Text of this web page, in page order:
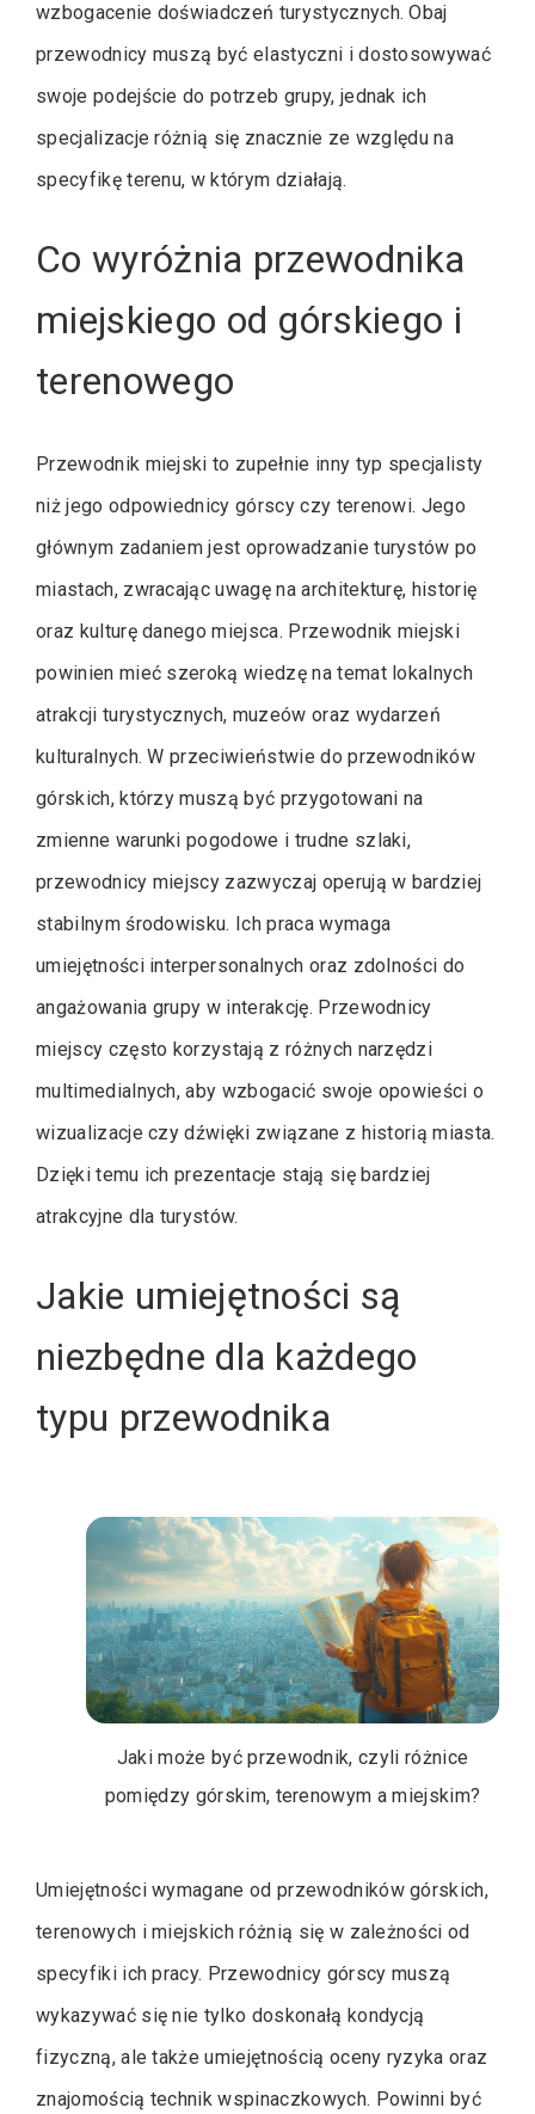
wzbogacenie doświadczeń turystycznych. Obaj
przewodnicy muszą być elastyczni i dostosowywać
swoje podejście do potrzeb grupy, jednak ich
specjalizacje różnią się znacznie ze względu na
specyfikę terenu, w którym działają.
Co wyróżnia przewodnika
miejskiego od górskiego i
terenowego
Przewodnik miejski to zupełnie inny typ specjalisty
niż jego odpowiednicy górscy czy terenowi. Jego
głównym zadaniem jest oprowadzanie turystów po
miastach, zwracając uwagę na architekturę, historię
oraz kulturę danego miejsca. Przewodnik miejski
powinien mieć szeroką wiedzę na temat lokalnych
atrakcji turystycznych, muzeów oraz wydarzeń
kulturalnych. W przeciwieństwie do przewodników
górskich, którzy muszą być przygotowani na
zmienne warunki pogodowe i trudne szlaki,
przewodnicy miejscy zazwyczaj operują w bardziej
stabilnym środowisku. Ich praca wymaga
umiejętności interpersonalnych oraz zdolności do
angażowania grupy w interakcję. Przewodnicy
miejscy często korzystają z różnych narzędzi
multimedialnych, aby wzbogacić swoje opowieści o
wizualizacje czy dźwięki związane z historią miasta.
Dzięki temu ich prezentacje stają się bardziej
atrakcyjne dla turystów.
Jakie umiejętności są
niezbędne dla każdego
typu przewodnika
Jaki może być przewodnik, czyli różnice
pomiędzy górskim, terenowym a miejskim?
Umiejętności wymagane od przewodników górskich,
terenowych i miejskich różnią się w zależności od
specyfiki ich pracy. Przewodnicy górscy muszą
wykazywać się nie tylko doskonałą kondycją
fizyczną, ale także umiejętnością oceny ryzyka oraz
znajomością technik wspinaczkowych. Powinni być